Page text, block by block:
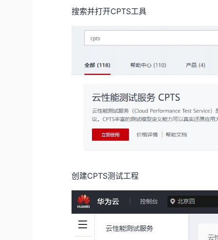
搜索并打开CPTS工具
创建CPTS测试工程